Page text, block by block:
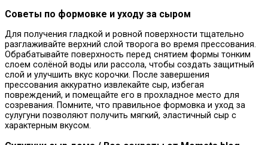
Советы по формовке и уходу за сыром
Для получения гладкой и ровной поверхности тщательно
разглаживайте верхний слой творога во время прессования.
Обрабатывайте поверхность перед снятием формы тонким
слоем солёной воды или рассола, чтобы создать защитный
слой и улучшить вкус корочки. После завершения
прессования аккуратно извлекайте сыр, избегая
повреждений, и помещайте его в прохладное место для
созревания. Помните, что правильное формовка и уход за
сулугуни позволяют получить мягкий, эластичный сыр с
характерным вкусом.